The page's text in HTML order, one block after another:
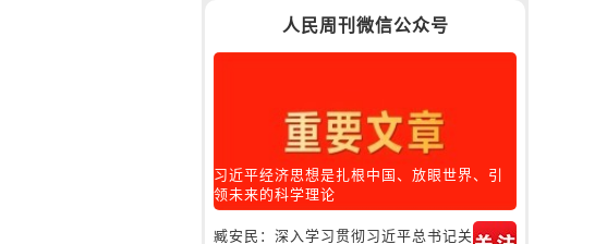
人民周刊微信公众号
习近平经济思想是扎根中国、放眼世界、引
领未来的科学理论
臧安民：深入学习贯彻习近平总书记关